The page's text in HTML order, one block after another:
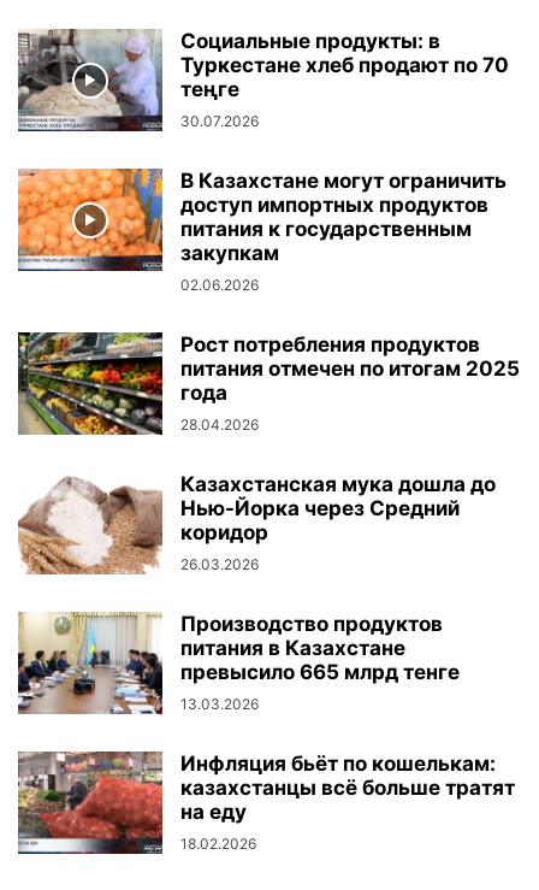
Социальные продукты: в
Туркестане хлеб продают по 70
теңге
30.07.2026
В Казахстане могут ограничить
доступ импортных продуктов
питания к государственным
закупкам
02.06.2026
Рост потребления продуктов
питания отмечен по итогам 2025
года
28.04.2026
Казахстанская мука дошла до
Нью-Йорка через Средний
коридор
26.03.2026
Производство продуктов
питания в Казахстане
превысило 665 млрд тенге
13.03.2026
Инфляция бьёт по кошелькам:
казахстанцы всё больше тратят
на еду
18.02.2026